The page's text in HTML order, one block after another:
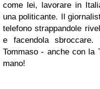
come lei, lavorare in
una politicante. Il
telefono strappandole
e facendola
Tommaso - anche con la
mano!